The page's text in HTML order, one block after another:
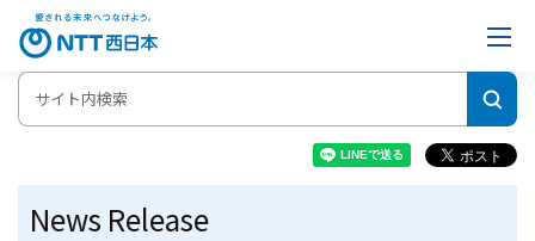
News Release